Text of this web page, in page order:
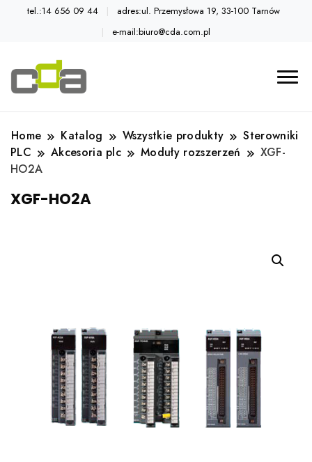
tel.:14 656 09 44
adres:ul. Przemysłowa 19, 33-100 Tarnów
e-mail:biuro@cda.com.pl
Home Katalog Wszystkie produkty
Sterowniki
PLC
Akcesoria plc Moduły rozszerzeń
XGF-
HO2A
XGF-HO2A